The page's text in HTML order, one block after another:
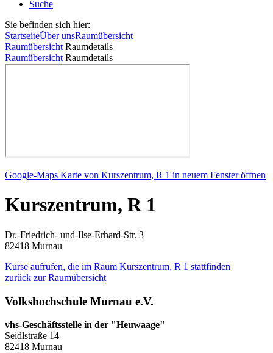
Suche
Sie befinden sich hier:
StartseiteÜber unsRaumübersicht
Raumübersicht Raumdetails
Raumübersicht Raumdetails
Google-Maps Karte von Kurszentrum, R 1 in neuem Fenster öffnen
Kurszentrum, R 1
Dr.-Friedrich- und-Ilse-Erhard-Str. 3
82418 Murnau
Kurse aufrufen, die im Raum Kurszentrum, R 1 stattfinden
zurück zur Raumübersicht
Volkshochschule Murnau e.V.
vhs-Geschäftsstelle in der "Heuwaage"
Seidlstraße 14
82418 Murnau